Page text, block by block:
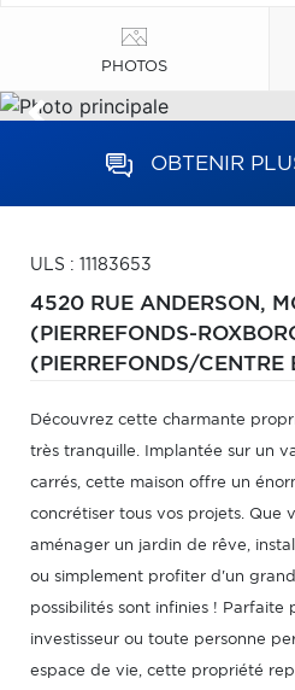
PHOTOS
OBTENIR
ULS : 11183653
4520 RUE ANDERSON,
(PIERREFONDS-
(PIERREFONDS/CENTRE
Découvrez cette charmante
très tranquille. Implantée sur un
carrés, cette maison offre un
concrétiser tous vos projets. Que
aménager un jardin de rêve,
ou simplement profiter d'un
possibilités sont infinies ! Parfaite
investisseur ou toute personne
espace de vie, cette propriété